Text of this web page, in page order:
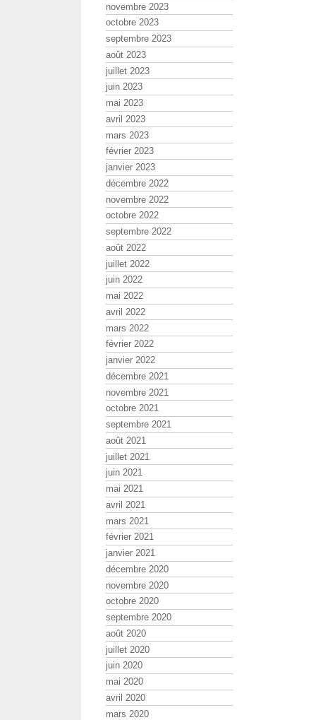
novembre 2023
octobre 2023
septembre 2023
août 2023
juillet 2023
juin 2023
mai 2023
avril 2023
mars 2023
février 2023
janvier 2023
décembre 2022
novembre 2022
octobre 2022
septembre 2022
août 2022
juillet 2022
juin 2022
mai 2022
avril 2022
mars 2022
février 2022
janvier 2022
décembre 2021
novembre 2021
octobre 2021
septembre 2021
août 2021
juillet 2021
juin 2021
mai 2021
avril 2021
mars 2021
février 2021
janvier 2021
décembre 2020
novembre 2020
octobre 2020
septembre 2020
août 2020
juillet 2020
juin 2020
mai 2020
avril 2020
mars 2020